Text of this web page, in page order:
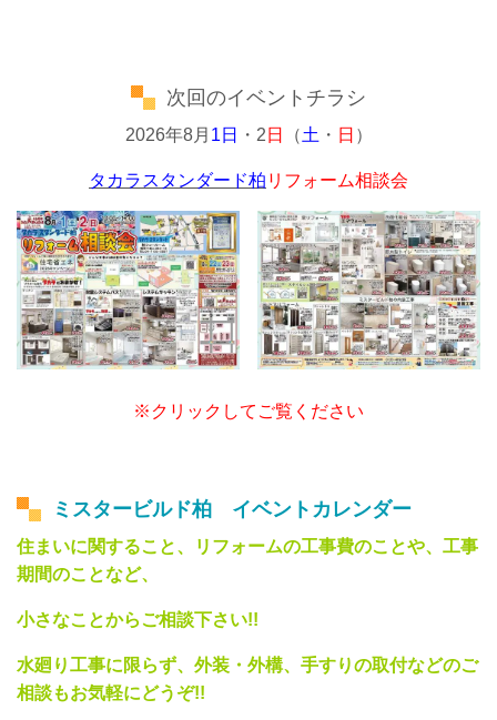
次回のイベントチラシ
2026年8月 1日 ・2 日 （土 ・ 日 ）
タカラスタンダード柏 リフォーム相談会
※クリックしてご覧ください
ミスタービルド柏 イベントカレンダー
住まいに関すること、リフォームの工事費のことや、工事
期間のことなど、
小さなことからご相談下さい!!
水廻り工事に限らず、外装・外構、手すりの取付などのご
相談もお気軽にどうぞ!!